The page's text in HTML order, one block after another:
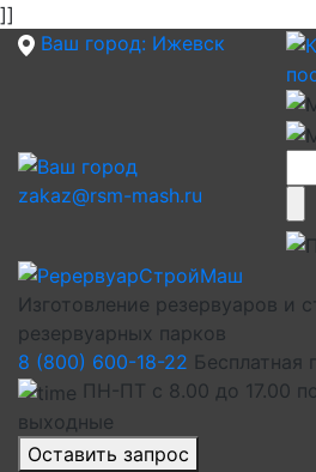
]]
Ваш город: Ижевск
zakaz@rsm-mash.ru
Изготовление резервуаров и
резервуарных парков
8 (800) 600-18-22 Бесплатная
ПН-ПТ с 8.00 до 17.00
выходные
Оставить запрос